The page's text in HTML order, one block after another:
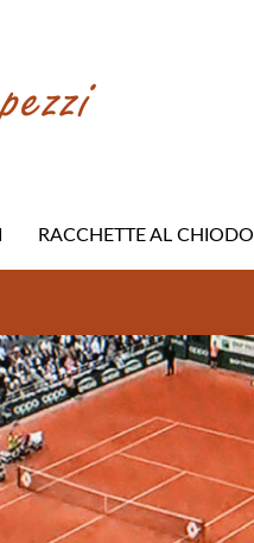
RACCHETTE AL CHIODO